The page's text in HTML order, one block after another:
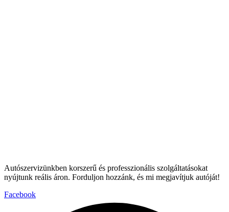
Autószervizünkben korszerű és professzionális szolgáltatásokat
nyújtunk reális áron. Forduljon hozzánk, és mi megjavítjuk autóját!
Facebook